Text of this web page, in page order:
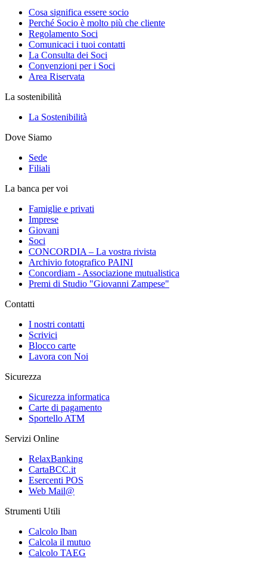
Cosa significa essere socio
Perché Socio è molto più che cliente
Regolamento Soci
Comunicaci i tuoi contatti
La Consulta dei Soci
Convenzioni per i Soci
Area Riservata
La sostenibilità
La Sostenibilità
Dove Siamo
Sede
Filiali
La banca per voi
Famiglie e privati
Imprese
Giovani
Soci
CONCORDIA – La vostra rivista
Archivio fotografico PAINI
Concordiam - Associazione mutualistica
Premi di Studio "Giovanni Zampese"
Contatti
I nostri contatti
Scrivici
Blocco carte
Lavora con Noi
Sicurezza
Sicurezza informatica
Carte di pagamento
Sportello ATM
Servizi Online
RelaxBanking
CartaBCC.it
Esercenti POS
Web Mail@
Strumenti Utili
Calcolo Iban
Calcola il mutuo
Calcolo TAEG